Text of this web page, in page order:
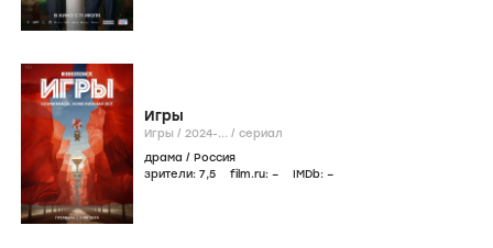
Игры
Игры / 2024-... / сериал
драма / Россия
зрители: 7,5 film.ru: – IMDb: –